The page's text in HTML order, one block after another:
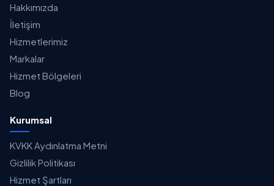
Hakkımızda
İletişim
Hizmetlerimiz
Markalar
Hizmet Bölgeleri
Blog
Kurumsal
KVKK Aydınlatma Metni
Gizlilik Politikası
Hizmet Şartları